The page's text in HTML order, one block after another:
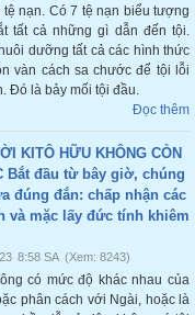
nạn. Có 7 tệ nạn biểu tượng
tất cả những gì dẫn đến tội.
dưỡng tất cả các hình thức
vàn cách sa chước để tội lỗi
Đó là bảy mối tội đầu.
Đọc thêm
KITÔ HỮU KHÔNG CÒN
Bắt đầu từ bây giờ, chúng
đúng đắn: chấp nhận các
và mặc lấy đức tính khiêm
8:58 SA (Xem: 8243)
có mức độ khác nhau của
phân cách với Ngài, hoặc là